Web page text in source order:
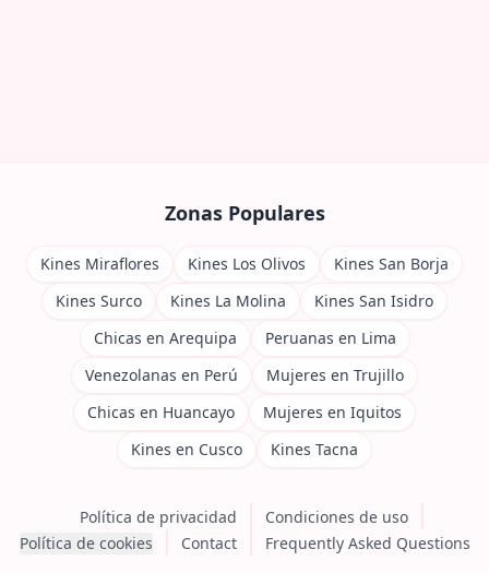
Zonas Populares
Kines Miraflores Kines Los Olivos
Kines San Borja
Kines Surco
Kines La Molina
Kines San Isidro
Chicas en Arequipa
Peruanas en Lima
Venezolanas en Perú
Mujeres en Trujillo
Chicas en Huancayo
Mujeres en Iquitos
Kines en Cusco
Kines Tacna
Política de privacidad
Condiciones de uso
Política de cookies
Contact Frequently Asked Questions